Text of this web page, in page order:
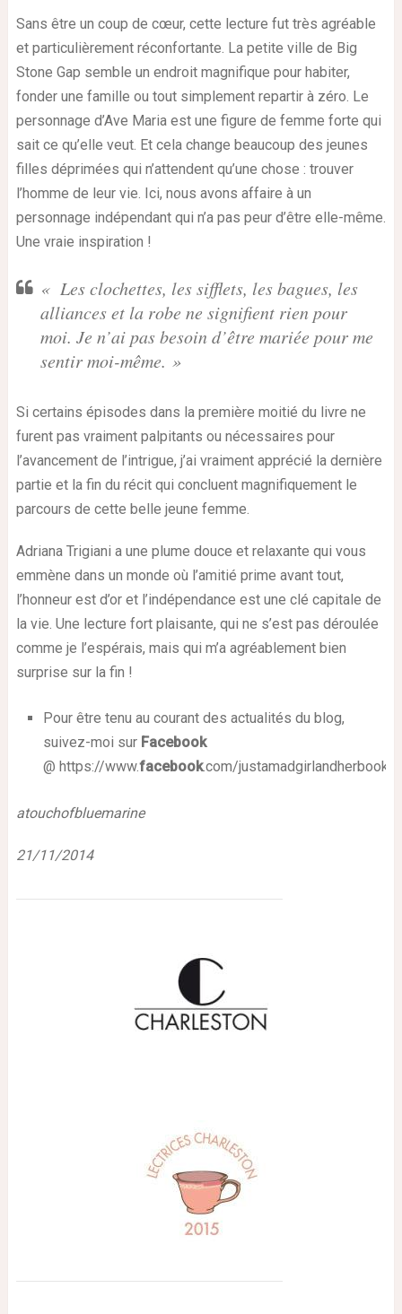
Sans être un coup de cœur, cette lecture fut très agréable
et particulièrement réconfortante. La petite ville de Big
Stone Gap semble un endroit magnifique pour habiter,
fonder une famille ou tout simplement repartir à zéro. Le
personnage d’Ave Maria est une figure de femme forte qui
sait ce qu’elle veut. Et cela change beaucoup des jeunes
filles déprimées qui n’attendent qu’une chose : trouver
l’homme de leur vie. Ici, nous avons affaire à un
personnage indépendant qui n’a pas peur d’être elle-même.
Une vraie inspiration !
« Les clochettes, les sifflets, les bagues, les
alliances et la robe ne signifient rien pour
moi. Je n’ai pas besoin d’être mariée pour me
sentir moi-même. »
Si certains épisodes dans la première moitié du livre ne
furent pas vraiment palpitants ou nécessaires pour
l’avancement de l’intrigue, j’ai vraiment apprécié la dernière
partie et la fin du récit qui concluent magnifiquement le
parcours de cette belle jeune femme.
Adriana Trigiani a une plume douce et relaxante qui vous
emmène dans un monde où l’amitié prime avant tout,
l’honneur est d’or et l’indépendance est une clé capitale de
la vie. Une lecture fort plaisante, qui ne s’est pas déroulée
comme je l’espérais, mais qui m’a agréablement bien
surprise sur la fin !
Pour être tenu au courant des actualités du blog,
suivez-moi sur Facebook
@ https://www.facebook.com/justamadgirlandherbooks
atouchofbluemarine
21/11/2014